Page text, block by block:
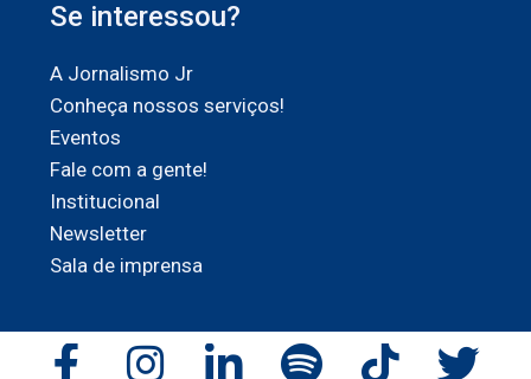
Se interessou?
A Jornalismo Jr
Conheça nossos serviços!
Eventos
Fale com a gente!
Institucional
Newsletter
Sala de imprensa